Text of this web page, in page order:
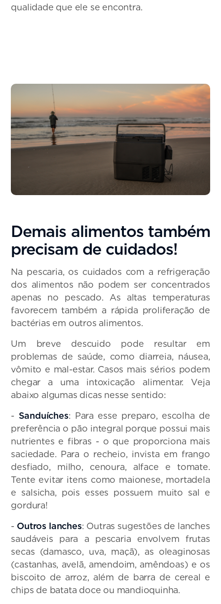
qualidade que ele se encontra.
Demais alimentos também
precisam de cuidados!
Na pescaria, os cuidados com a refrigeração
dos alimentos não podem ser concentrados
apenas no pescado. As altas temperaturas
favorecem também a rápida proliferação de
bactérias em outros alimentos.
Um breve descuido pode resultar em
problemas de saúde, como diarreia, náusea,
vômito e mal-estar. Casos mais sérios podem
chegar a uma intoxicação alimentar. Veja
abaixo algumas dicas nesse sentido:
- Sanduíches: Para esse preparo, escolha de
preferência o pão integral porque possui mais
nutrientes e fibras - o que proporciona mais
saciedade. Para o recheio, invista em frango
desfiado, milho, cenoura, alface e tomate.
Tente evitar itens como maionese, mortadela
e salsicha, pois esses possuem muito sal e
gordura!
- Outros lanches: Outras sugestões de lanches
saudáveis para a pescaria envolvem frutas
secas (damasco, uva, maçã), as oleaginosas
(castanhas, avelã, amendoim, amêndoas) e os
biscoito de arroz, além de barra de cereal e
chips de batata doce ou mandioquinha.